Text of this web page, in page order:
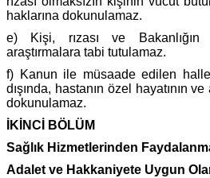
haklarına dokunulamaz.
e) Kişi, rızası ve Bakanlığın
araştırmalara tabi tutulamaz.
f) Kanun ile müsaade edilen
dışında, hastanın özel hayatının
dokunulamaz.
İKİNCİ BÖLÜM
Sağlık Hizmetlerinden
Adalet ve Hakkaniyete Uygun